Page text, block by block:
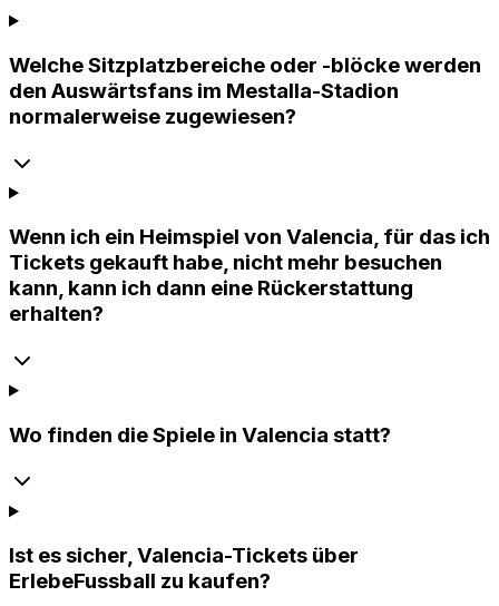
Welche Sitzplatzbereiche oder -blöcke werden
den Auswärtsfans im Mestalla-Stadion
normalerweise zugewiesen?
Wenn ich ein Heimspiel von Valencia, für das ich
Tickets gekauft habe, nicht mehr besuchen
kann, kann ich dann eine Rückerstattung
erhalten?
Wo finden die Spiele in Valencia statt?
Ist es sicher, Valencia-Tickets über
ErlebeFussball zu kaufen?